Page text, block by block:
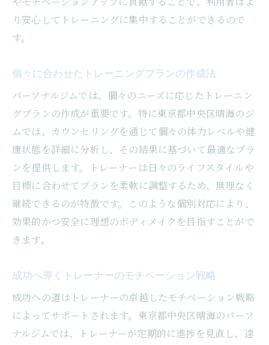
り安心してトレーニングに集中することができるので
す。
個々に合わせたトレーニングプランの作成法
パーソナルジムでは、個々のニーズに応じたトレーニン
グプランの作成が重要です。特に東京都中央区晴海のジ
ムでは、カウンセリングを通じて個々の体力レベルや健
康状態を詳細に分析し、その結果に基づいて最適なプラ
ンを提供します。トレーナーは日々のライフスタイルや
目標に合わせてプランを柔軟に調整するため、無理なく
継続できるのが特徴です。このような個別対応により、
効果的かつ安全に理想のボディメイクを目指すことがで
きます。
成功へ導くトレーナーのモチベーション戦略
成功への道はトレーナーの卓越したモチベーション戦略
によってサポートされます。東京都中央区晴海のパーソ
ナルジムでは、トレーナーが定期的に進捗を見直し、達